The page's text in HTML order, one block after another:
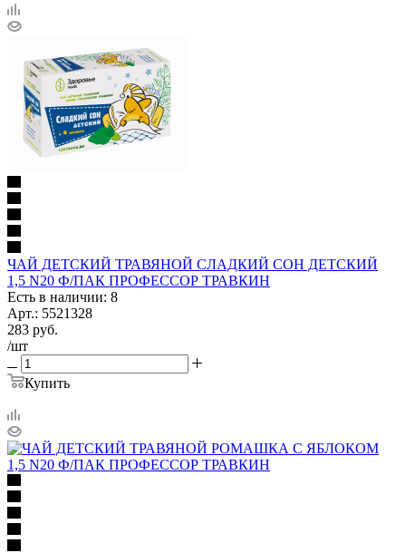
ЧАЙ ДЕТСКИЙ ТРАВЯНОЙ СЛАДКИЙ СОН ДЕТСКИЙ
1,5 N20 Ф/ПАК ПРОФЕССОР ТРАВКИН
Есть в наличии: 8
Арт.: 5521328
283 руб.
/шт
Купить